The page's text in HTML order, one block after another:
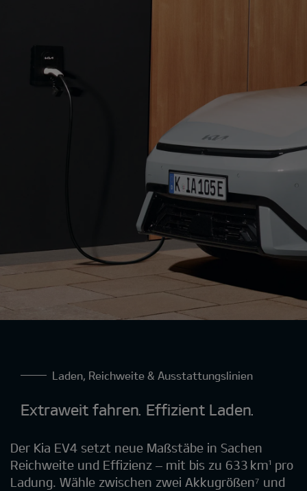
Laden, Reichweite & Ausstattungslinien
Extraweit fahren. Effizient Laden.
Der Kia EV4 setzt neue Maßstäbe in Sachen
Reichweite und Effizienz – mit bis zu 633 km¹ pro
Ladung. Wähle zwischen zwei Akkugrößen⁷ und